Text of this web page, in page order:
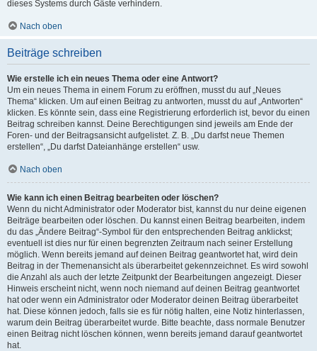
dieses Systems durch Gäste verhindern.
Nach oben
Beiträge schreiben
Wie erstelle ich ein neues Thema oder eine Antwort?
Um ein neues Thema in einem Forum zu eröffnen, musst du auf „Neues
Thema“ klicken. Um auf einen Beitrag zu antworten, musst du auf „Antworten“
klicken. Es könnte sein, dass eine Registrierung erforderlich ist, bevor du einen
Beitrag schreiben kannst. Deine Berechtigungen sind jeweils am Ende der
Foren- und der Beitragsansicht aufgelistet. Z. B. „Du darfst neue Themen
erstellen“, „Du darfst Dateianhänge erstellen“ usw.
Nach oben
Wie kann ich einen Beitrag bearbeiten oder löschen?
Wenn du nicht Administrator oder Moderator bist, kannst du nur deine eigenen
Beiträge bearbeiten oder löschen. Du kannst einen Beitrag bearbeiten, indem
du das „Ändere Beitrag“-Symbol für den entsprechenden Beitrag anklickst;
eventuell ist dies nur für einen begrenzten Zeitraum nach seiner Erstellung
möglich. Wenn bereits jemand auf deinen Beitrag geantwortet hat, wird dein
Beitrag in der Themenansicht als überarbeitet gekennzeichnet. Es wird sowohl
die Anzahl als auch der letzte Zeitpunkt der Bearbeitungen angezeigt. Dieser
Hinweis erscheint nicht, wenn noch niemand auf deinen Beitrag geantwortet
hat oder wenn ein Administrator oder Moderator deinen Beitrag überarbeitet
hat. Diese können jedoch, falls sie es für nötig halten, eine Notiz hinterlassen,
warum dein Beitrag überarbeitet wurde. Bitte beachte, dass normale Benutzer
einen Beitrag nicht löschen können, wenn bereits jemand darauf geantwortet
hat.